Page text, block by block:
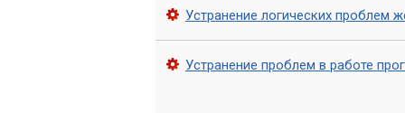
Услуги по
Сервисный центр «Компьютерный
Устранение логических проблем
Устранение проблем в работе